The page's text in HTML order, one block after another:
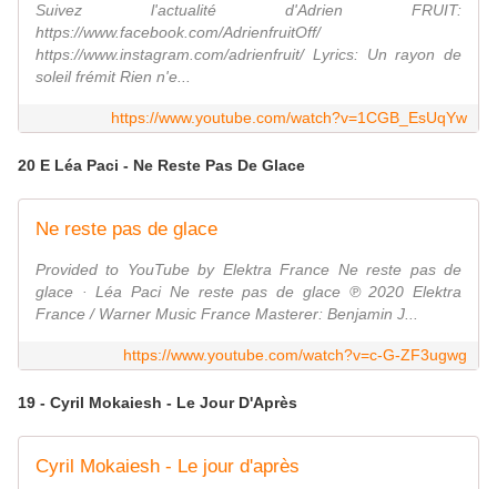
Suivez l'actualité d'Adrien FRUIT:
https://www.facebook.com/AdrienfruitOff/
https://www.instagram.com/adrienfruit/ Lyrics: Un rayon de
soleil frémit Rien n'e...
https://www.youtube.com/watch?v=1CGB_EsUqYw
20 E Léa Paci - Ne Reste Pas De Glace
Ne reste pas de glace
Provided to YouTube by Elektra France Ne reste pas de
glace · Léa Paci Ne reste pas de glace ℗ 2020 Elektra
France / Warner Music France Masterer: Benjamin J...
https://www.youtube.com/watch?v=c-G-ZF3ugwg
19 - Cyril Mokaiesh - Le Jour D'Après
Cyril Mokaiesh - Le jour d'après